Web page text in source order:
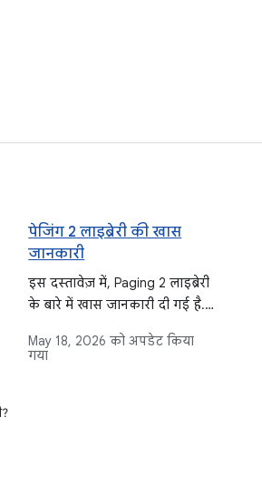
पेजिंग 2 लाइब्रेरी की खास
जानकारी
इस दस्तावेज़ में, Paging 2 लाइब्रेरी
के बारे में खास जानकारी दी गई है.
संसाधनों को बचाने के लिए डेटा के
May 18, 2026 को अपडेट किया
गया